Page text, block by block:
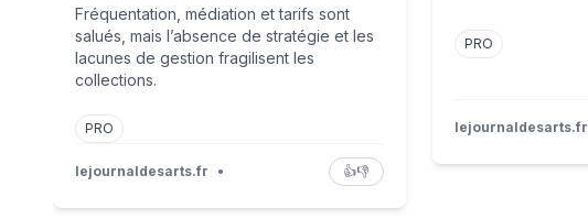
Fréquentation, médiation et tarifs sont
salués, mais l’absence de stratégie et les
lacunes de gestion fragilisent les
collections.
PRO
lejournaldesarts.fr • 👍👎
PRO
lejournaldesarts.fr